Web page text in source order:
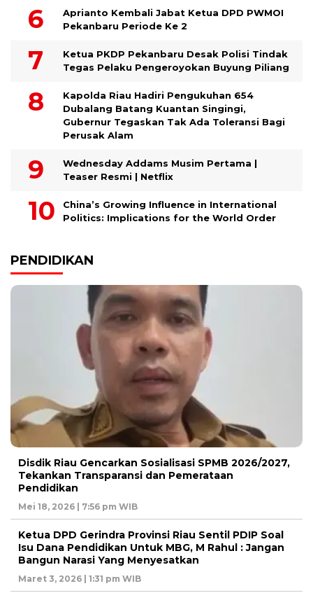
Aprianto Kembali Jabat Ketua DPD PWMOI
Pekanbaru Periode Ke 2
Ketua PKDP Pekanbaru Desak Polisi Tindak
Tegas Pelaku Pengeroyokan Buyung Piliang
Kapolda Riau Hadiri Pengukuhan 654
Dubalang Batang Kuantan Singingi,
Gubernur Tegaskan Tak Ada Toleransi Bagi
Perusak Alam
Wednesday Addams Musim Pertama |
Teaser Resmi | Netflix
China’s Growing Influence in International
Politics: Implications for the World Order
PENDIDIKAN
Disdik Riau Gencarkan Sosialisasi SPMB 2026/2027,
Tekankan Transparansi dan Pemerataan
Pendidikan
Mei 18, 2026 | 7:56 pm WIB
Ketua DPD Gerindra Provinsi Riau Sentil PDIP Soal
Isu Dana Pendidikan Untuk MBG, M Rahul : Jangan
Bangun Narasi Yang Menyesatkan
Maret 3, 2026 | 1:31 pm WIB